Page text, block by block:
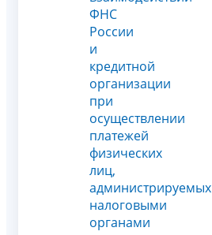
ФНС
России
и
кредитной
организации
при
осуществлении
платежей
физических
лиц,
администрируемых
налоговыми
органами